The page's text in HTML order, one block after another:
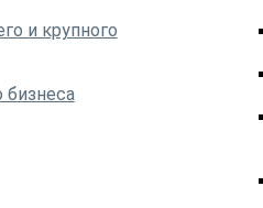
и крупного
бизнеса